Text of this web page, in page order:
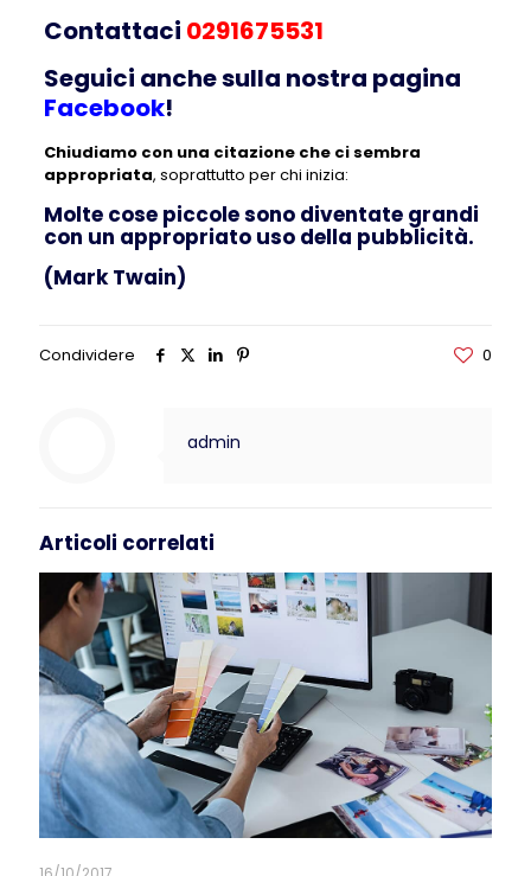
Contattaci 0291675531
Seguici anche sulla nostra pagina
Facebook!
Chiudiamo con una citazione che ci sembra
appropriata, soprattutto per chi inizia:
Molte cose piccole sono diventate grandi
con un appropriato uso della pubblicità.
(Mark Twain)
Condividere 0
admin
Articoli correlati